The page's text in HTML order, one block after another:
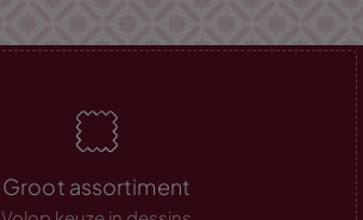
Groot assortiment